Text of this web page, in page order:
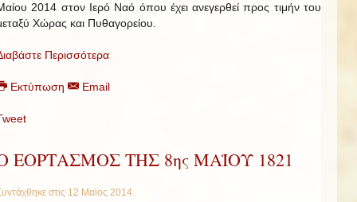
2014 στον Ιερό Ναό όπου έχει ανεγερθεί προς τιμήν του
Χώρας και Πυθαγορείου.
Περισσότερα
Εκτύπωση Email
ΕΟΡΤΑΣΜΟΣ ΤΗΣ 8ης ΜΑΪΟΥ 1821
στις 12 Μαϊος 2014.